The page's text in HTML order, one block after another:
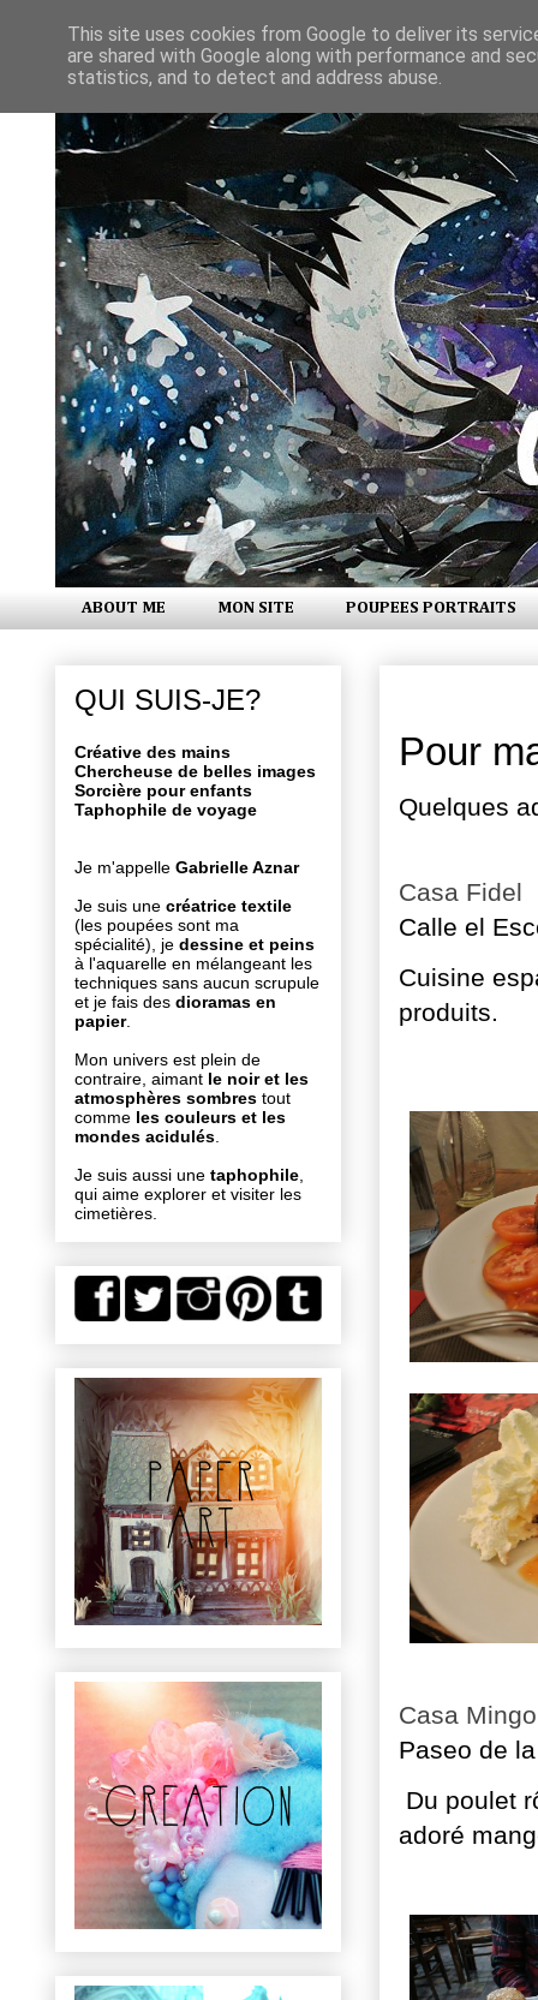
ABOUT ME MON SITE POUPEES PORTRAITS
Pour
Quelques
Casa Fidel
Calle el
Cuisine
produits.
Casa Mingo
Paseo de
Du poulet
adoré
QUI SUIS-JE?
Créative des mains
Chercheuse de belles images
Sorcière pour enfants
Taphophile de voyage
Je m'appelle Gabrielle Aznar
Je suis une créatrice textile
(les poupées sont ma
spécialité), je dessine et peins
à l'aquarelle en mélangeant les
techniques sans aucun scrupule
et je fais des dioramas en
papier.
Mon univers est plein de
contraire, aimant le noir et les
atmosphères sombres tout
comme les couleurs et les
mondes acidulés
Je suis aussi une taphophile
qui aime explorer et visiter les
cimetières.
This site uses cookies from Google to deliver its
are shared with Google along with performance and
statistics, and to detect and address abuse.